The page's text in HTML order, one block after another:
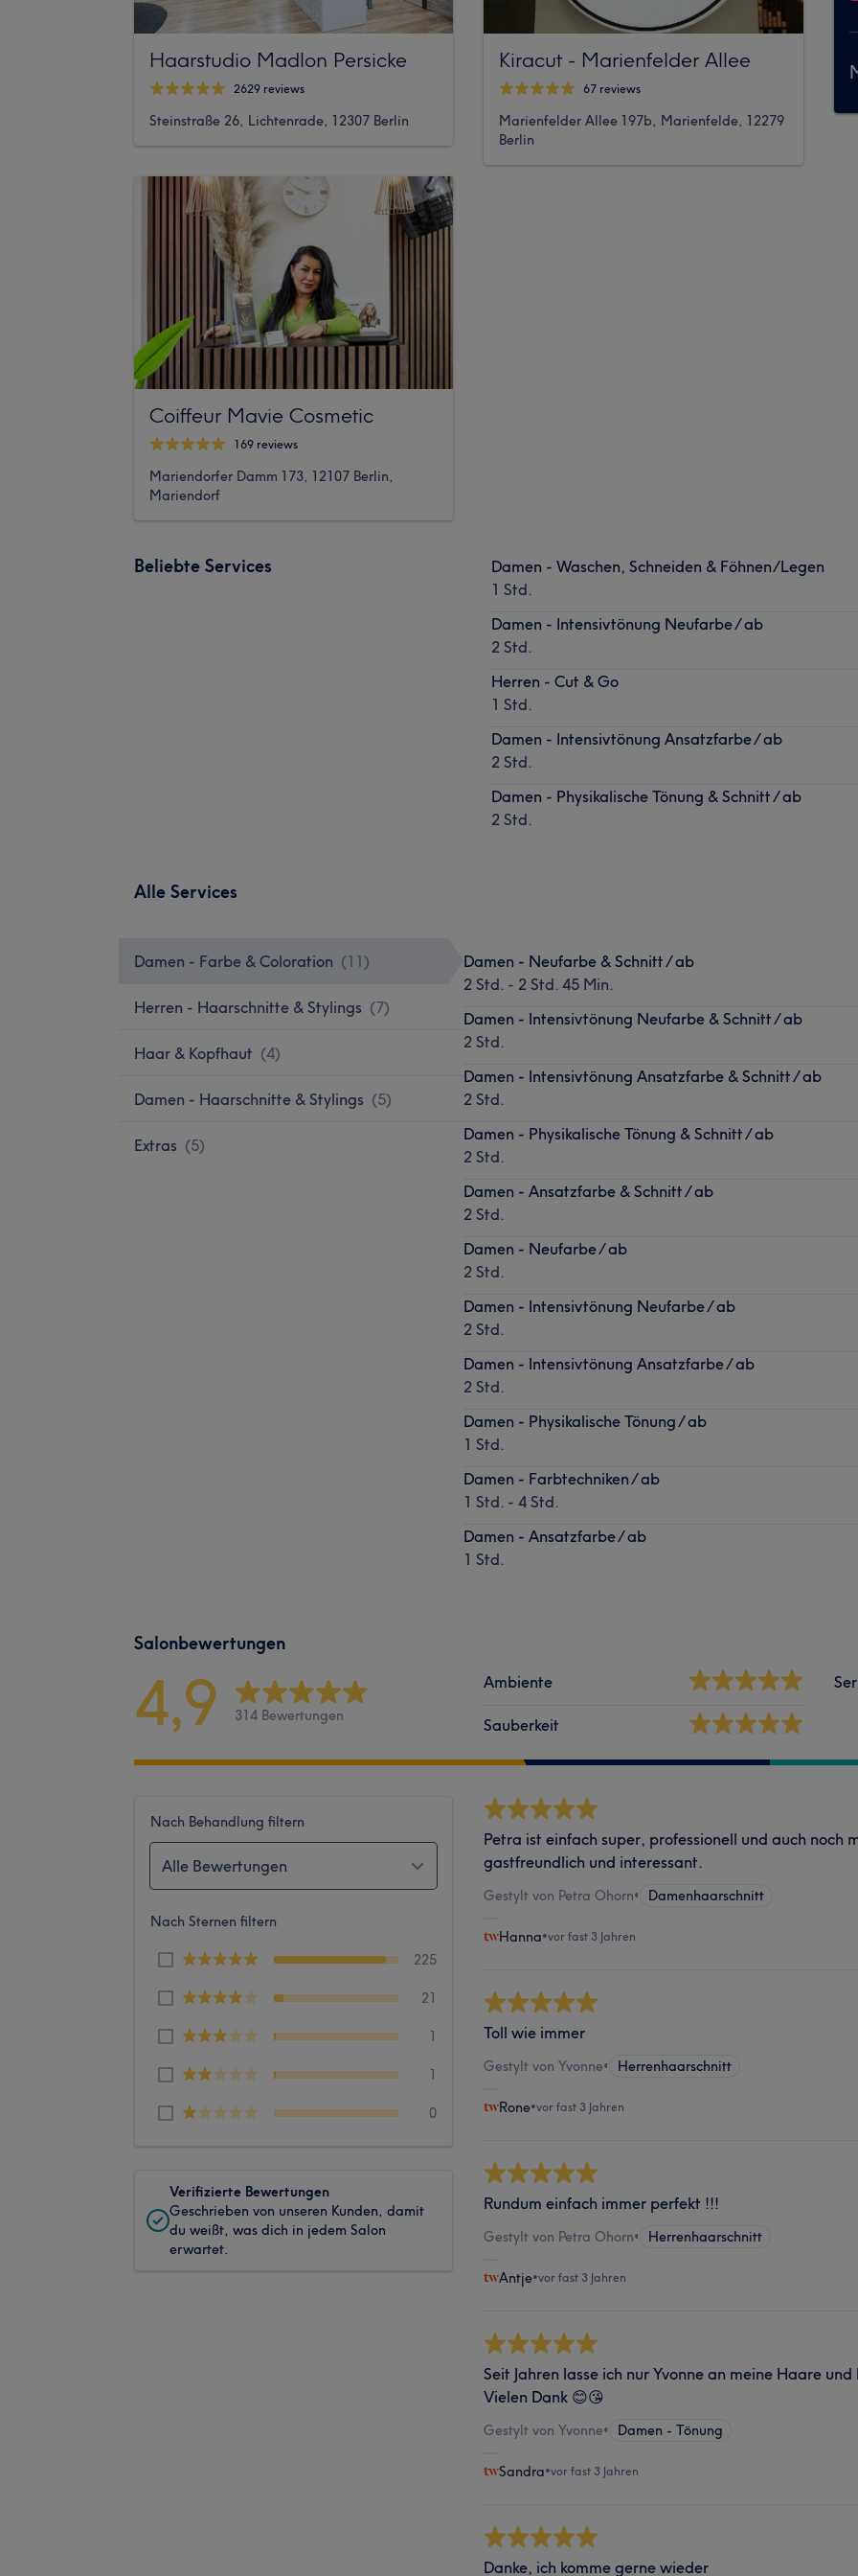
Haarstudio Madlon Persicke
2629 reviews
Steinstraße 26, Lichtenrade, 12307 Berlin
Coiffeur Mavie Cosmetic
169 reviews
Mariendorfer Damm 173, 12107 Berlin,
Mariendorf
Kiracut - Marienfelder Allee
67 reviews
Marienfelder Allee 197b, Marienfelde, 12279
Berlin
Beliebte Services
Damen - Waschen, Schneiden & Föhnen/Legen
1 Std.
Damen - Intensivtönung Neufarbe / ab
2 Std.
Herren - Cut & Go
1 Std.
Damen - Intensivtönung Ansatzfarbe / ab
2 Std.
Damen - Physikalische Tönung & Schnitt / ab
2 Std.
Alle Services
Damen - Farbe & Coloration (11 )
Herren - Haarschnitte & Stylings (7)
Haar & Kopfhaut (4)
Damen - Haarschnitte & Stylings (5)
Extras (5)
Damen - Neufarbe & Schnitt / ab
2 Std. - 2 Std. 45 Min.
Damen - Intensivtönung Neufarbe & Schnitt / ab
2 Std.
Damen - Intensivtönung Ansatzfarbe & Schnitt / ab
2 Std.
Damen - Physikalische Tönung & Schnitt / ab
2 Std.
Damen - Ansatzfarbe & Schnitt / ab
2 Std.
Damen - Neufarbe / ab
2 Std.
Damen - Intensivtönung Neufarbe / ab
2 Std.
Damen - Intensivtönung Ansatzfarbe / ab
2 Std.
Damen - Physikalische Tönung / ab
1 Std.
Damen - Farbtechniken / ab
1 Std. - 4 Std.
Damen - Ansatzfarbe / ab
1 Std.
Salonbewertungen
4,9 314 Bewertungen
Ambiente
Sauberkeit
Nach Behandlung filtern
Alle Bewertungen
Nach Sternen filtern
225
21
1
1
0
Verifizierte Bewertungen
Geschrieben von unseren Kunden, damit
du weißt, was dich in jedem Salon
erwartet.
Petra ist einfach super, professionell und auch noch
gastfreundlich und interessant.
Gestylt von Petra Ohorn• Damenhaarschnitt
Hanna•vor fast 3 Jahren
Toll wie immer
Gestylt von Yvonne• Herrenhaarschnitt
Rone•vor fast 3 Jahren
Rundum einfach immer perfekt !!!
Gestylt von Petra Ohorn• Herrenhaarschnitt
Antje•vor fast 3 Jahren
Seit Jahren lasse ich nur Yvonne an meine Haare
Vielen Dank 😊😘
Gestylt von Yvonne• Damen - Tönung
Sandra•vor fast 3 Jahren
Danke, ich komme gerne wieder